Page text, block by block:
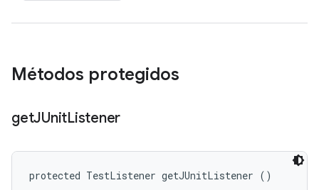
Métodos protegidos
getJUnitListener
protected TestListener getJUnitListener ()